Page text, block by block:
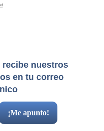
recibe nuestros
en tu correo